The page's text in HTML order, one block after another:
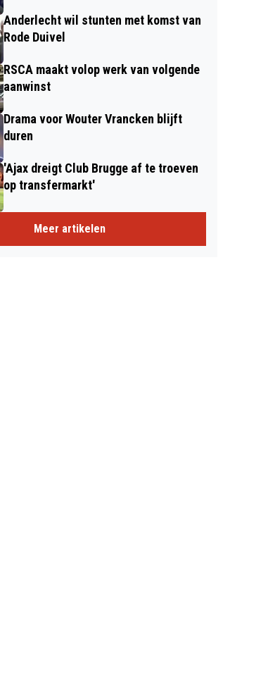
Anderlecht wil stunten met komst van
Rode Duivel
RSCA maakt volop werk van volgende
aanwinst
Drama voor Wouter Vrancken blijft
duren
'Ajax dreigt Club Brugge af te troeven
op transfermarkt'
Meer artikelen